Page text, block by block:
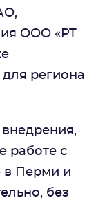
ООО «РТ
региона
работе с
в Перми и
без